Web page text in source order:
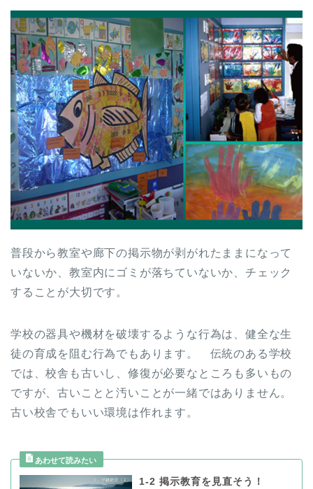
普段から教室や廊下の掲示物が剥がれたままになって
いないか、教室内にゴミが落ちていないか、チェック
することが大切です。
学校の器具や機材を破壊するような行為は、健全な生
徒の育成を阻む行為でもあります。 伝統のある学校
では、校舎も古いし、修復が必要なところも多いもの
ですが、古いことと汚いことが一緒ではありません。
古い校舎でもいい環境は作れます。
1-2 掲示教育を見直そう！